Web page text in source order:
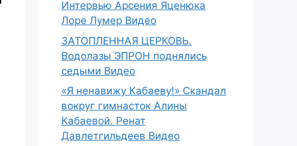
Интервью Арсения Яценюка
Лоре Лумер Видео
ЗАТОПЛЕННАЯ ЦЕРКОВЬ.
Водолазы ЭПРОН поднялись
седыми Видео
«Я ненавижу Кабаеву!» Скандал
вокруг гимнасток Алины
Кабаевой. Ренат
Давлетгильдеев Видео